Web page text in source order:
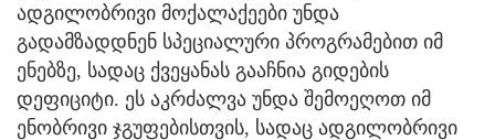
ადგილობრივი მოქალაქეები უნდა
გადამზადდნენ სპეციალური პროგრამებით იმ
ენებზე, სადაც ქვეყანას გააჩნია გიდების
დეფიციტი. ეს აკრძალვა უნდა შემოეღოთ იმ
ენობრივი ჯგუფებისთვის, სადაც ადგილობრივი